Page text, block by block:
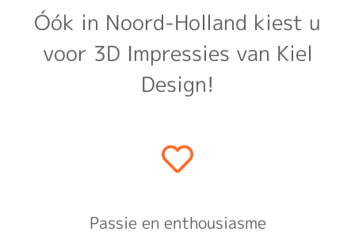
Óók in Noord-Holland kiest u
voor 3D Impressies van Kiel
Design!
Passie en enthousiasme